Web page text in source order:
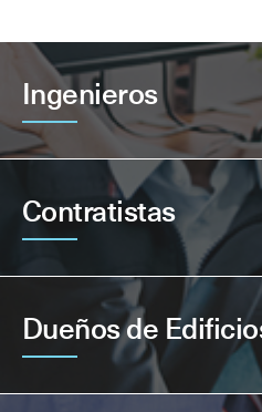
Ingenieros
Contratistas
Dueños de